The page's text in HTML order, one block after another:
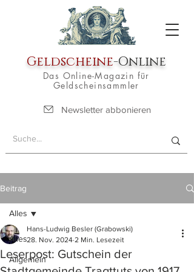
Geldscheine-Online
Das Online-Magazin für
Geldscheinsammler
Newsletter abbonieren
Beitrag
Alles
Allgemein
Alles
Leserpost: Gutschein der
Hans-Ludwig Besler (Grabowski)
28. Nov. 2024 2 Min. Lesezeit